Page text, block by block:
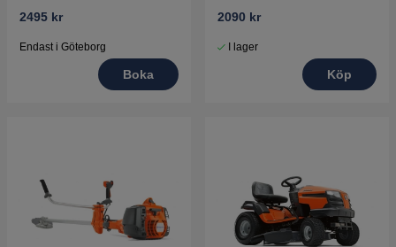
2495 kr
Endast i Göteborg
Boka
2090 kr
I lager
Köp